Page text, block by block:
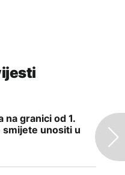
na granici od 1.
smijete unositi u